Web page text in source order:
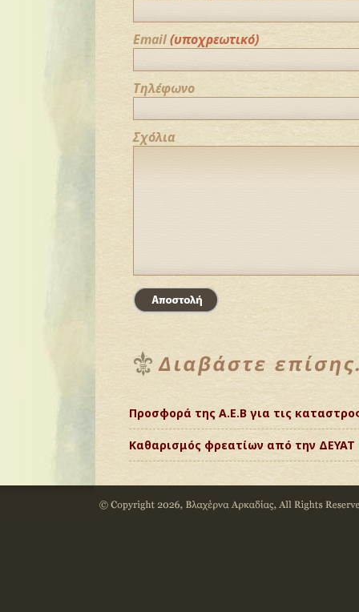
Email(υποχρεωτικό)
Τηλέφωνο
Σχόλια
Προσφορά της Α.Ε.Β για τις
Καθαρισμός φρεατίων από την ΔΕΥΑΤ